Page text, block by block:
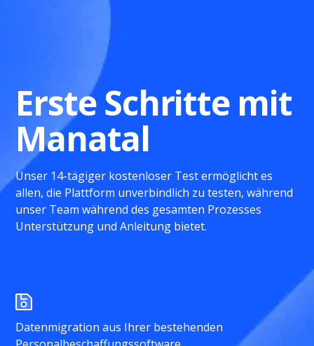
Erste Schritte mit
Manatal
Unser 14-tägiger kostenloser Test ermöglicht es
allen, die Plattform unverbindlich zu testen, während
unser Team während des gesamten Prozesses
Unterstützung und Anleitung bietet.
Datenmigration aus Ihrer bestehenden